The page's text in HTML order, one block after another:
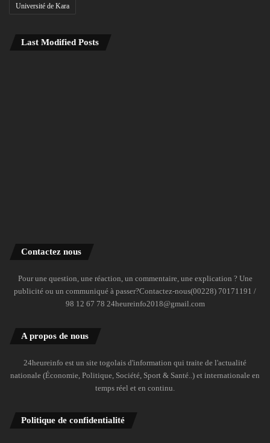
Université de Kara
Last Modified Posts
Contactez nous
Pour une question, une réaction, un commentaire, une explication ? Une
publicité ou un communiqué à passer?Contactez-nous(00228) 70171191 /
98 12 67 78 24heureinfo2018@gmail.com
A propos de nous
24heureinfo est un site togolais d'information qui traite de l'actualité
nationale (Économie, Politique, Société, Sport & Santé..) et internationale en
temps réel et en continu.
Politique de confidentialité